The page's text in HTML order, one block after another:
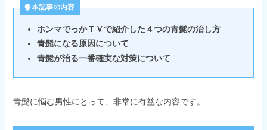
本記事の内容
ホンマでっかＴＶで紹介した４つの青髭の治し方
青髭になる原因について
青髭が治る一番確実な対策について
青髭に悩む男性にとって、非常に有益な内容です。